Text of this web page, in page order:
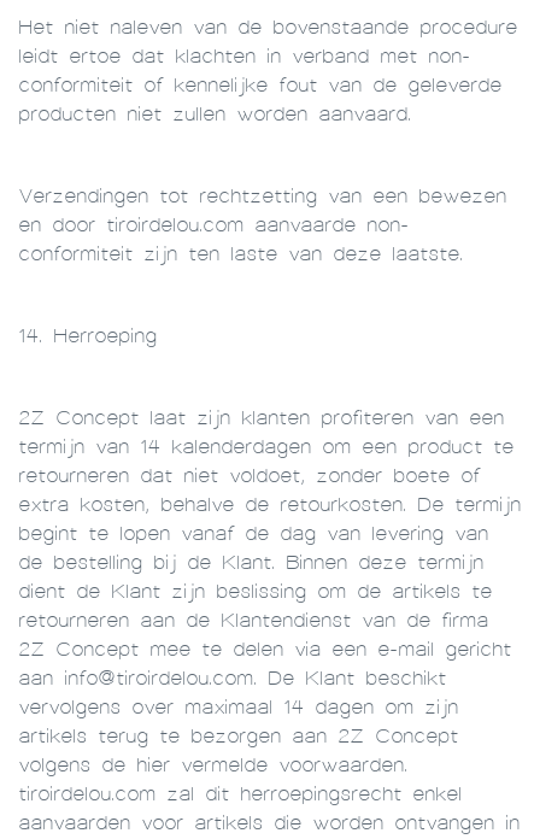
Het niet naleven van de bovenstaande procedure
leidt ertoe dat klachten in verband met non-
conformiteit of kennelijke fout van de geleverde
producten niet zullen worden aanvaard.
Verzendingen tot rechtzetting van een bewezen
en door tiroirdelou.com aanvaarde non-
conformiteit zijn ten laste van deze laatste.
14. Herroeping
2Z Concept laat zijn klanten profiteren van een
termijn van 14 kalenderdagen om een product te
retourneren dat niet voldoet, zonder boete of
extra kosten, behalve de retourkosten. De termijn
begint te lopen vanaf de dag van levering van
de bestelling bij de Klant. Binnen deze termijn
dient de Klant zijn beslissing om de artikels te
retourneren aan de Klantendienst van de firma
2Z Concept mee te delen via een e-mail gericht
aan info@tiroirdelou.com. De Klant beschikt
vervolgens over maximaal 14 dagen om zijn
artikels terug te bezorgen aan 2Z Concept
volgens de hier vermelde voorwaarden.
tiroirdelou.com zal dit herroepingsrecht enkel
aanvaarden voor artikels die worden ontvangen in